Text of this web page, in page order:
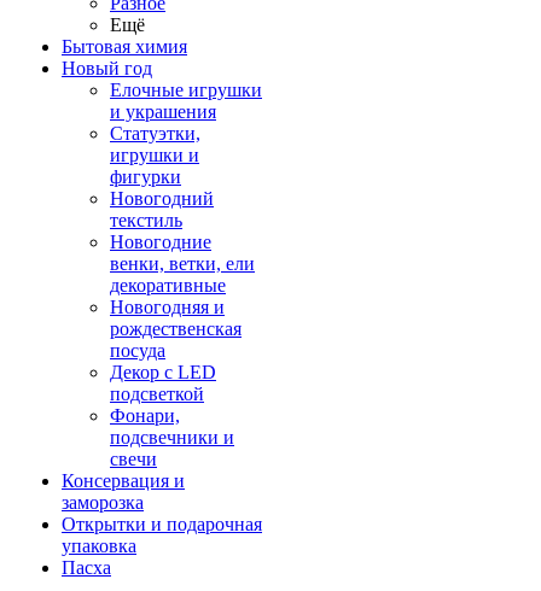
Ещё
Бытовая химия
Новый год
Елочные игрушки
и украшения
Статуэтки,
игрушки и
фигурки
Новогодний
текстиль
Новогодние
венки, ветки, ели
декоративные
Новогодняя и
рождественская
посуда
Декор с LED
подсветкой
Фонари,
подсвечники и
свечи
Консервация и
заморозка
Открытки и подарочная
упаковка
Пасха